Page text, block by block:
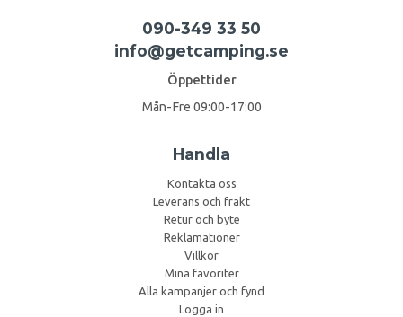
090-349 33 50
info@getcamping.se
Öppettider
Mån-Fre 09:00-17:00
Handla
Kontakta oss
Leverans och frakt
Retur och byte
Reklamationer
Villkor
Mina favoriter
Alla kampanjer och fynd
Logga in